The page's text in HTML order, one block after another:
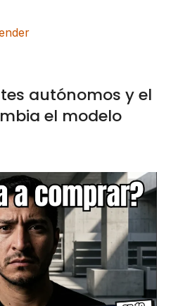
autónomos y el
el modelo